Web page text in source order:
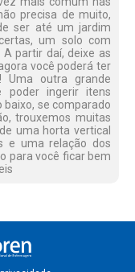
precisa de muito,
ser até um jardim
um solo com
partir daí, deixe as
você poderá ter
outra grande
ingerir itens
baixo, se comparado
trouxemos muitas
uma horta vertical
e uma relação dos
para você ficar bem